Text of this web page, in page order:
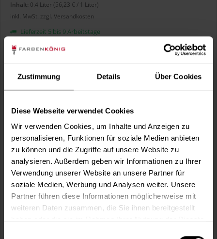
Zustimmung Details Über Cookies
Diese Webseite verwendet Cookies
Wir verwenden Cookies, um Inhalte und Anzeigen zu
personalisieren, Funktionen für soziale Medien anbieten
zu können und die Zugriffe auf unsere Website zu
analysieren. Außerdem geben wir Informationen zu Ihrer
Verwendung unserer Website an unsere Partner für
soziale Medien, Werbung und Analysen weiter. Unsere
Partner führen diese Informationen möglicherweise mit
weiteren Daten zusammen, die Sie ihnen bereitgestellt
Inhalt: 0.4 Liter (56,23 € / 1 Liter)
inkl. MwSt. zzgl. Versandkosten
Lieferzeit 5 bis 9 Arbeitstage
Liter:
Verbrauch berechnen
In denWarenkorb